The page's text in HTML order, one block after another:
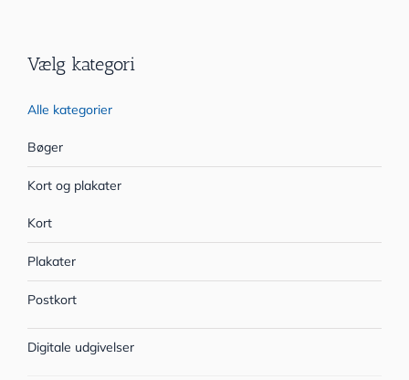
Vælg kategori
Alle kategorier
Bøger
Kort og plakater
Kort
Plakater
Postkort
Digitale udgivelser